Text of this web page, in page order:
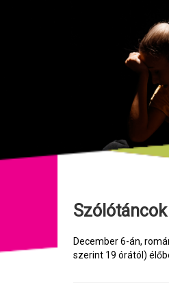
December 6-án,
szerint 19 órától)